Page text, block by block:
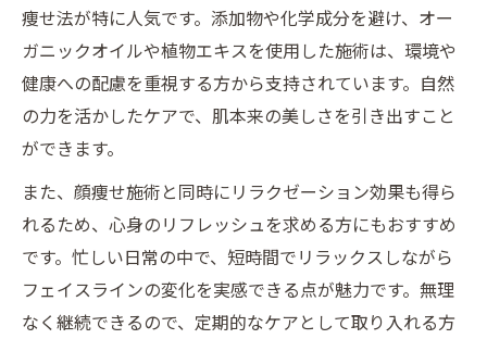
痩せ法が特に人気です。添加物や化学成分を避け、オー
ガニックオイルや植物エキスを使用した施術は、環境や
健康への配慮を重視する方から支持されています。自然
の力を活かしたケアで、肌本来の美しさを引き出すこと
ができます。
また、顔痩せ施術と同時にリラクゼーション効果も得ら
れるため、心身のリフレッシュを求める方にもおすすめ
です。忙しい日常の中で、短時間でリラックスしながら
フェイスラインの変化を実感できる点が魅力です。無理
なく継続できるので、定期的なケアとして取り入れる方